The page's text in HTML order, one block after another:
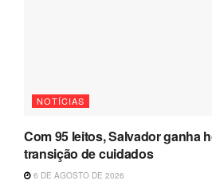
NOTÍCIAS
Com 95 leitos, Salvador ganha
transição de cuidados
6 DE AGOSTO DE 2026